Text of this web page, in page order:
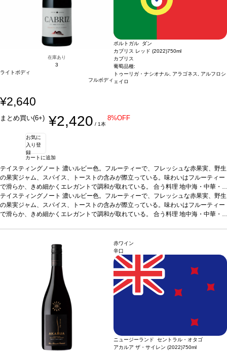
在庫あり
3
ライトボディ
フルボディ
ポルトガル ダン
カブリス レッド (2022)750ml
カブリス
葡萄品種:
トゥーリガ・ナシオナル, アラゴネス, アルフロシ
ェイロ
¥2,640
まとめ買い(6+) ¥2,420 / 1本
8%OFF
お気に
入り登
録
カートに追加
テイスティングノート 濃いルビー色。フルーティーで、フレッシュな赤果実、野生
の果実ジャム、スパイス、トーストの含みが際立っている。味わいはフルーティー
で滑らか、きめ細かくエレガントで調和が取れている。 合う料理 地中海・中華・
インド・アフリカ料理、ソフトチーズ、魚、白身肉、赤身肉 葡萄品種40% アルフ
ロシェイロ、30% アラゴネス、30% トゥーリガ・ナショナル*本ヴィンテージが在
庫切れの場合、在庫があり価格が同様の場合は自動的に次のヴィンテージに変更さ
テイスティングノート 濃いルビー色。フルーティーで、フレッシュな赤果実、野生
の果実ジャム、スパイス、トーストの含みが際立っている。味わいはフルーティー
で滑らか、きめ細かくエレガントで調和が取れている。 合う料理 地中海・中華・
庫切れの場合、在庫があり価格が同様の場合は自動的に次のヴィンテージに変更さ
れます、ご了承ください。
赤ワイン
辛口
ニュージーランド セントラル・オタゴ
アカルア ザ・サイレン (2022)750ml